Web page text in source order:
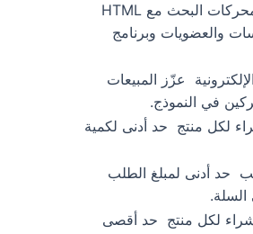
غير محدودة صديقة لمحركات البحث مع HTML
والعضويات وبرنامج
عزّز المبيعات
في النموذج.
لكل منتج حد أدنى لكمية
حد أدنى لمبلغ الطلب
السلة.
لكل منتج حد أقصى